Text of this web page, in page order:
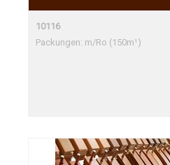
10116
Packungen: m/Ro (150m¹)